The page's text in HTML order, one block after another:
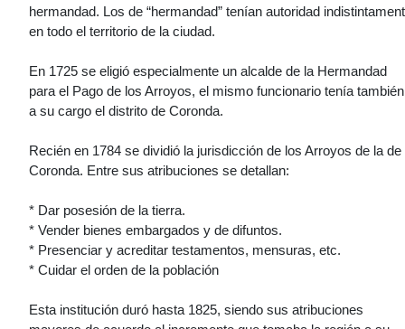
hermandad. Los de “hermandad” tenían autoridad
en todo el territorio de la ciudad.
En 1725 se eligió especialmente un alcalde de la Hermandad
para el Pago de los Arroyos, el mismo funcionario tenía también
a su cargo el distrito de Coronda.
Recién en 1784 se dividió la jurisdicción de los Arroyos de la de
Coronda. Entre sus atribuciones se detallan:
* Dar posesión de la tierra.
* Vender bienes embargados y de difuntos.
* Presenciar y acreditar testamentos, mensuras, etc.
* Cuidar el orden de la población
Esta institución duró hasta 1825, siendo sus atribuciones